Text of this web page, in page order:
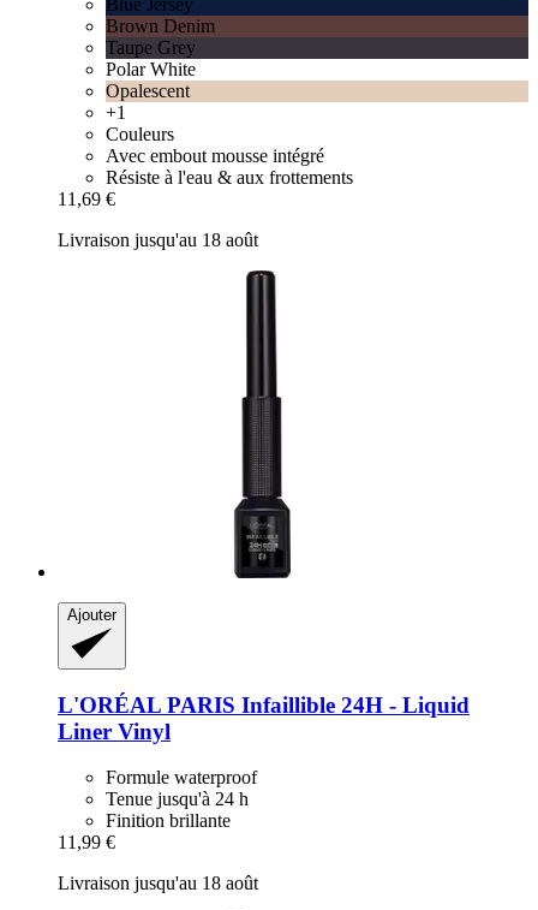
Blue Jersey
Brown Denim
Taupe Grey
Polar White
Opalescent
+1
Couleurs
Avec embout mousse intégré
Résiste à l'eau & aux frottements
11,69 €
Livraison jusqu'au 18 août
Ajouter
L'ORÉAL PARIS Infaillible 24H -​ Liquid
Liner Vinyl
Formule waterproof
Tenue jusqu'à 24 h
Finition brillante
11,99 €
Livraison jusqu'au 18 août